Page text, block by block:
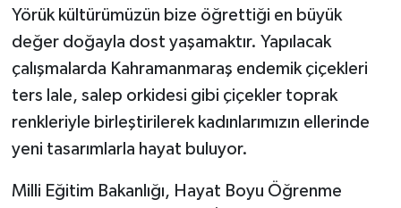
Yörük kültürümüzün bize öğrettiği en büyük
değer doğayla dost yaşamaktır. Yapılacak
çalışmalarda Kahramanmaraş endemik çiçekleri
ters lale, salep orkidesi gibi çiçekler toprak
renkleriyle birleştirilerek kadınlarımızın ellerinde
yeni tasarımlarla hayat buluyor.
Milli Eğitim Bakanlığı, Hayat Boyu Öğrenme
TARİH
Politika